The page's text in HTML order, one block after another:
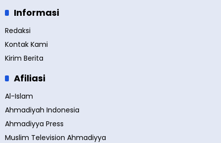
Informasi
Redaksi
Kontak Kami
Kirim Berita
Afiliasi
Al-Islam
Ahmadiyah Indonesia
Ahmadiyya Press
Muslim Television Ahmadiyya